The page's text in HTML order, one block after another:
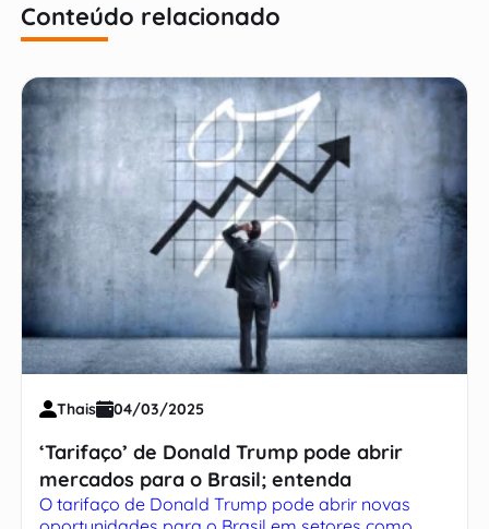
Conteúdo relacionado
Thais 04/03/2025
‘Tarifaço’ de Donald Trump pode abrir
mercados para o Brasil; entenda
O tarifaço de Donald Trump pode abrir novas